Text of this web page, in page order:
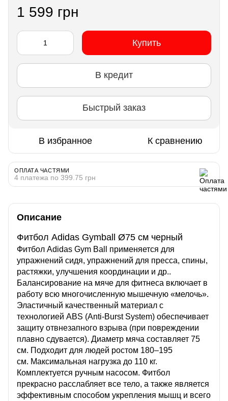
1 599 грн
Купить
В кредит
Быстрый заказ
В избранное К сравнению
ОПЛАТА ЧАСТЯМИ
4 платежа по 399.75 грн
Описание
Фитбол Adidas Gymball Ø75 см черный
Фитбол Adidas Gym Ball применяется для
упражнений сидя, упражнений для пресса, спины,
растяжки, улучшения координации и др..
Балансирование на мяче для фитнеса включает в
работу всю многочисленную мышечную «мелочь».
Эластичный качественный материал с
технологией ABS (Anti-Burst System) обеспечивает
защиту отвнезапного взрыва (при повреждении
плавно сдувается). Диаметр мяча составляет 75
см. Подходит для людей ростом 180–195
см. Максимальная нагрузка до 110 кг.
Комплектуется ручным насосом. Фитбол
прекрасно расслабляет все тело, а также является
эффективным способом укрепления мышц и всего